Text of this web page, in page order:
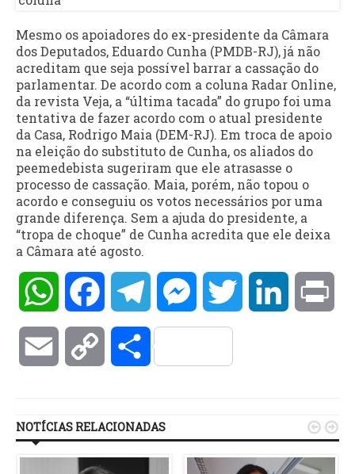
Mesmo os apoiadores do ex-presidente da Câmara
dos Deputados, Eduardo Cunha (PMDB-RJ), já não
acreditam que seja possível barrar a cassação do
parlamentar. De acordo com a coluna Radar Online,
da revista Veja, a “última tacada” do grupo foi uma
tentativa de fazer acordo com o atual presidente
da Casa, Rodrigo Maia (DEM-RJ). Em troca de apoio
na eleição do substituto de Cunha, os aliados do
peemedebista sugeriram que ele atrasasse o
processo de cassação. Maia, porém, não topou o
acordo e conseguiu os votos necessários por uma
grande diferença. Sem a ajuda do presidente, a
“tropa de choque” de Cunha acredita que ele deixa
a Câmara até agosto.
WhatsAppFacebookTelegramMessengerTwitter LinkedIn
Email Copy Compartilhar
NOTÍCIAS RELACIONADAS  